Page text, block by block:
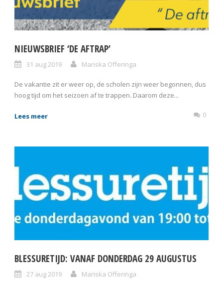
NIEUWSBRIEF ‘DE AFTRAP’
31 aug 2019 Mariska Offeringa
De vakantie zit er weer op, de scholen zijn weer begonnen, dus
hoog tijd om het seizoen af te trappen. Daarom deze...
Lees meer 0
BLESSURETIJD: VANAF DONDERDAG 29 AUGUSTUS
27 aug 2019 Mariska Offeringa